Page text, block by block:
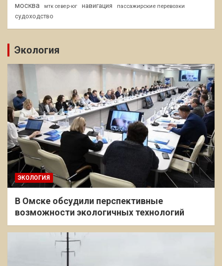
москва мтк север-юг навигация
пассажирские перевозки
судоходство
Экология
ЭКОЛОГИЯ
В Омске обсудили перспективные
возможности экологичных технологий